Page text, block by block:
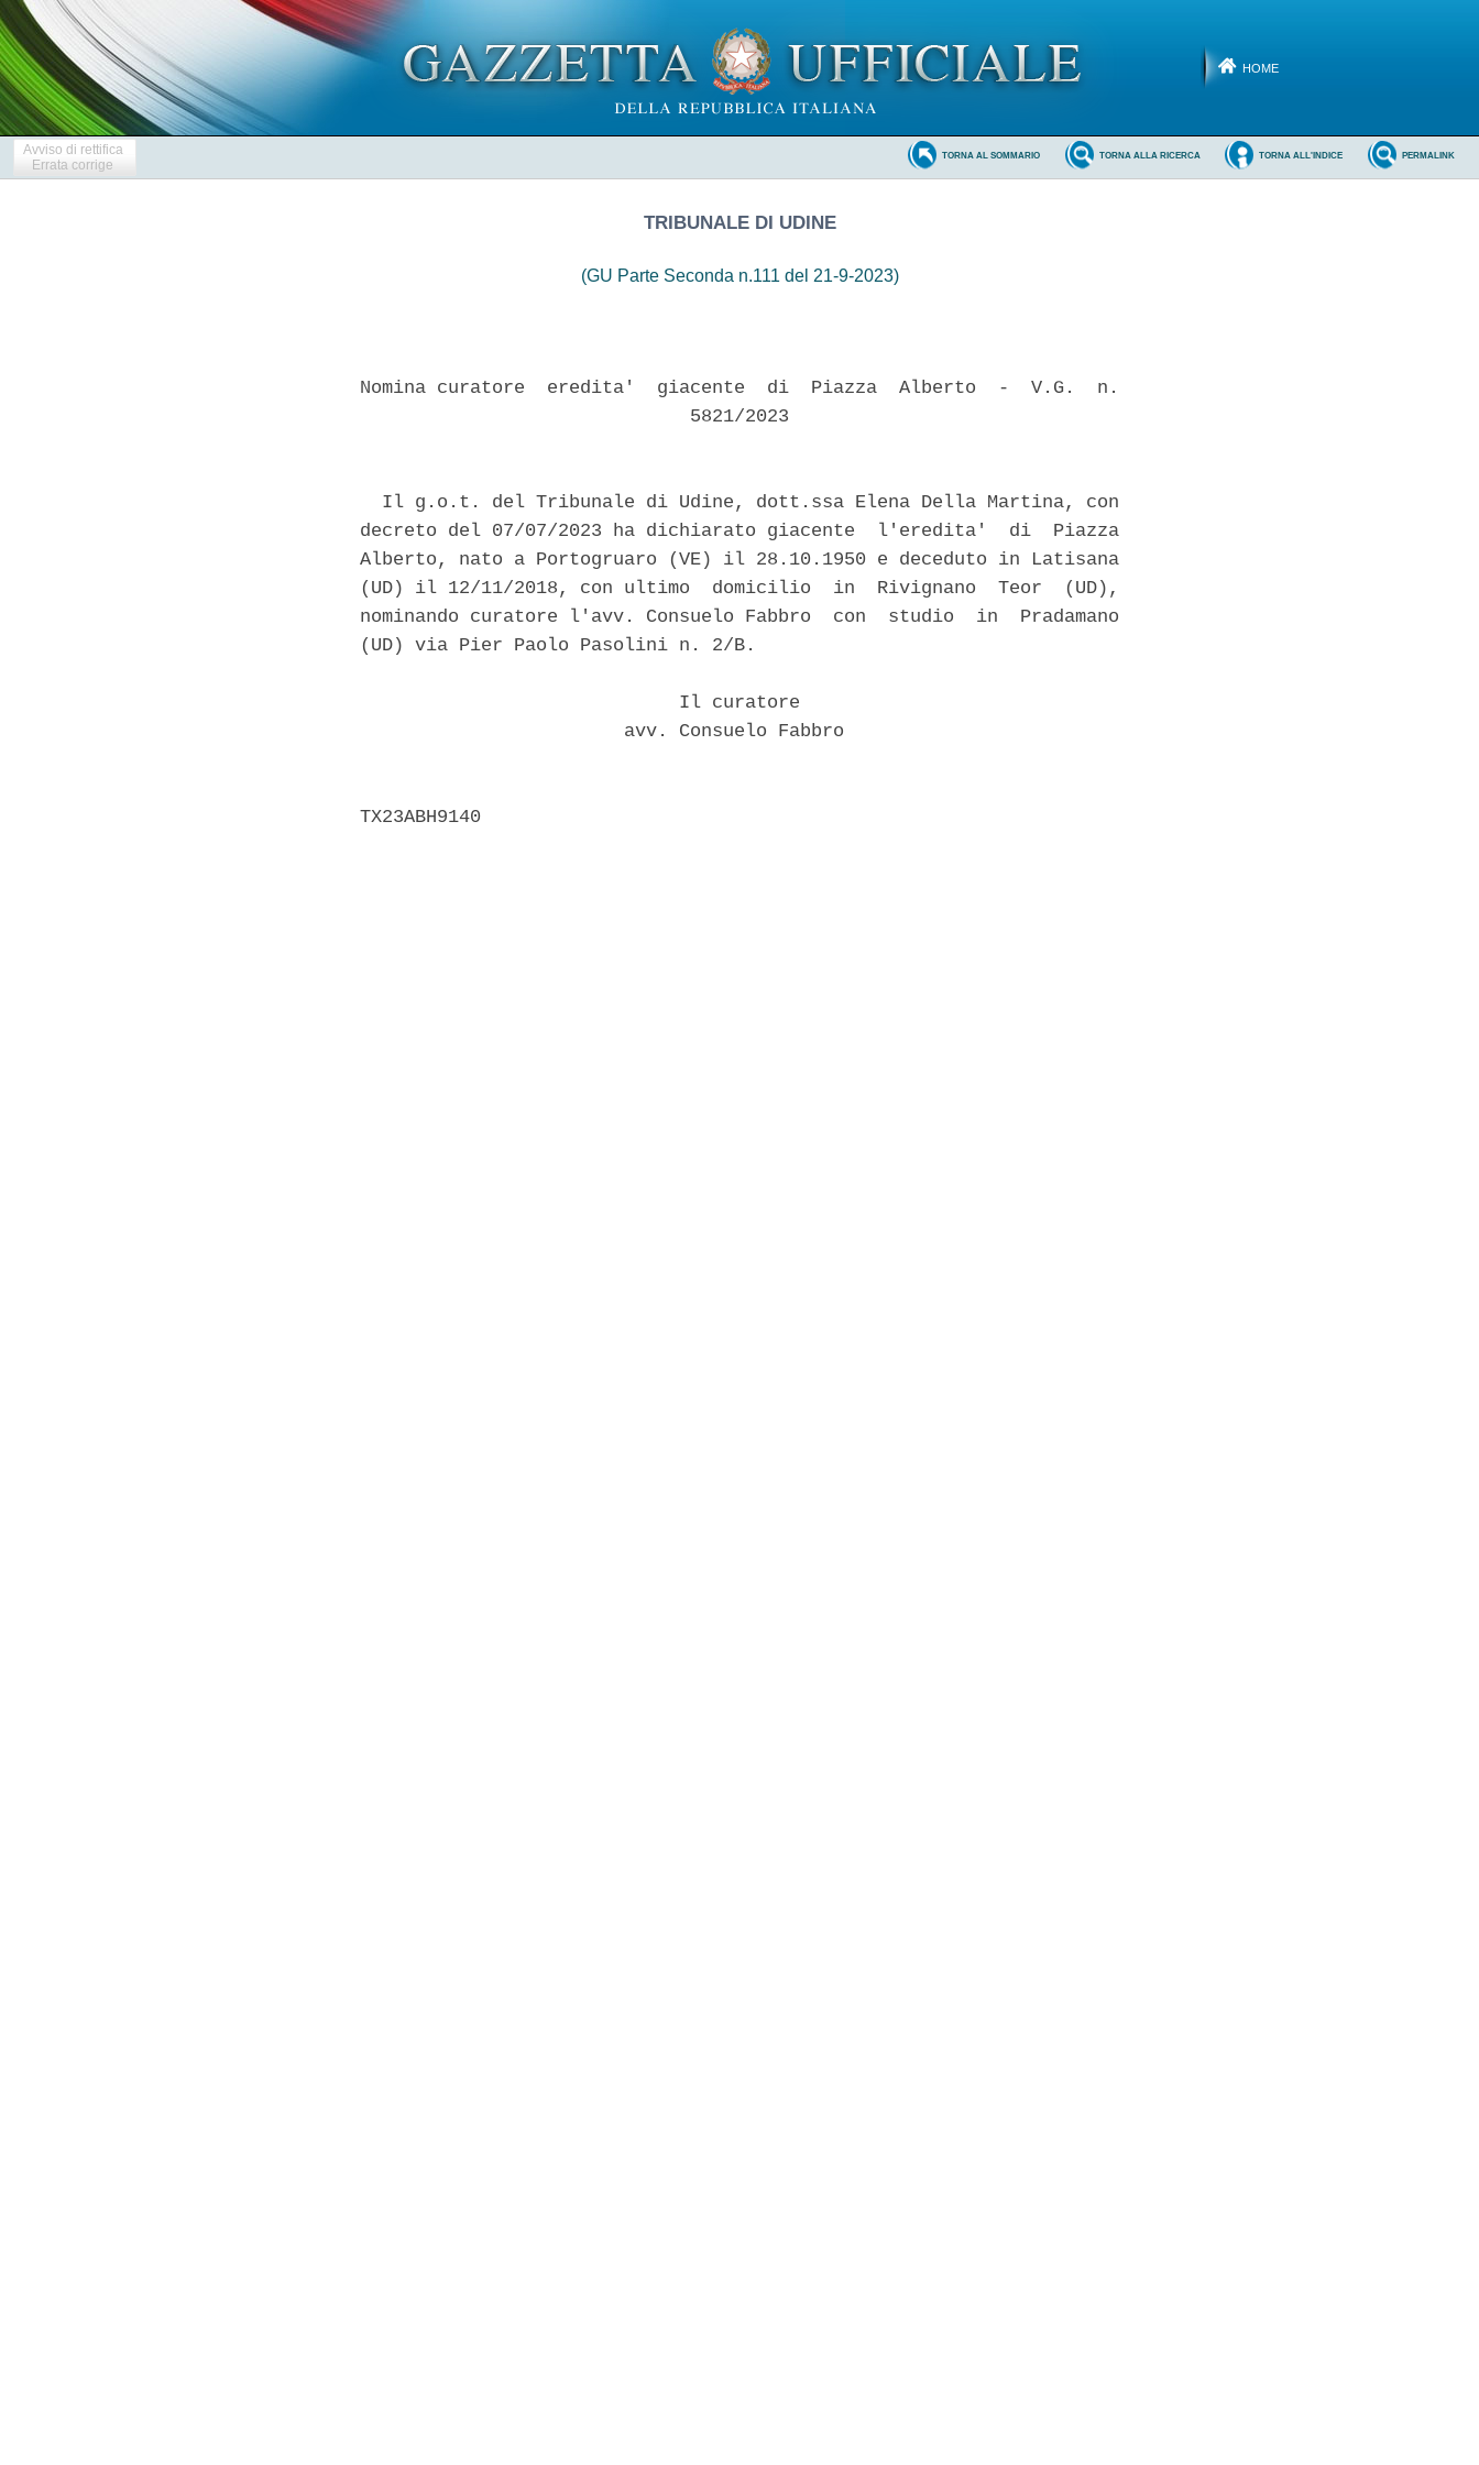
HOME
Avviso di rettifica
Errata corrige
PERMALINK
TORNA ALL'INDICE
TORNA ALLA RICERCA
TORNA AL SOMMARIO
TRIBUNALE DI UDINE
(GU Parte Seconda n.111 del 21-9-2023)
Nomina curatore  eredita'  giacente  di  Piazza  Alberto  -  V.G.  n.
                              5821/2023
  Il g.o.t. del Tribunale di Udine, dott.ssa Elena Della Martina, con
decreto del 07/07/2023 ha dichiarato giacente  l'eredita'  di  Piazza
Alberto, nato a Portogruaro (VE) il 28.10.1950 e deceduto in Latisana
(UD) il 12/11/2018, con ultimo  domicilio  in  Rivignano  Teor  (UD),
nominando curatore l'avv. Consuelo Fabbro  con  studio  in  Pradamano
(UD) via Pier Paolo Pasolini n. 2/B.
                             Il curatore
                        avv. Consuelo Fabbro